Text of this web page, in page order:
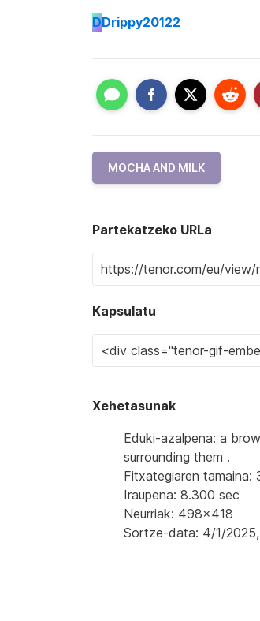
DDrippy20122
MOCHA AND MILK
Partekatzeko URLa
Kapsulatu
Xehetasunak
Eduki-azalpena: a
surrounding them .
Fitxategiaren tamaina:
Iraupena: 8.300 sec
Neurriak: 498x418
Sortze-data: 4/1/